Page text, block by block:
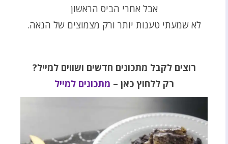
אבל אחרי הביס הראשון
לא שמעתי טענות יותר ורק מצמוצים של הנאה.
רוצים לקבל מתכונים חדשים ושווים למייל?
רק ללחוץ כאן – מתכונים למייל